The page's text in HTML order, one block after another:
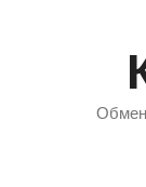
Обмен